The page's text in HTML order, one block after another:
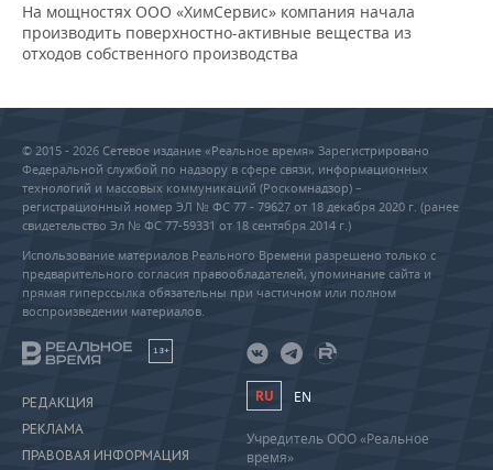
На мощностях ООО «ХимСервис» компания начала
производить поверхностно-активные вещества из
отходов собственного производства
© 2015 - 2026 Сетевое издание «Реальное время» Зарегистрировано
Федеральной службой по надзору в сфере связи, информационных
технологий и массовых коммуникаций (Роскомнадзор) –
регистрационный номер ЭЛ № ФС 77 - 79627 от 18 декабря 2020 г. (ранее
свидетельство Эл № ФС 77-59331 от 18 сентября 2014 г.)
Использование материалов Реального Времени разрешено только с
предварительного согласия правообладателей, упоминание сайта и
прямая гиперссылка обязательны при частичном или полном
воспроизведении материалов.
18+
РЕДАКЦИЯ
РЕКЛАМА
ПРАВОВАЯ ИНФОРМАЦИЯ
RU EN
Учредитель ООО «Реальное
время»